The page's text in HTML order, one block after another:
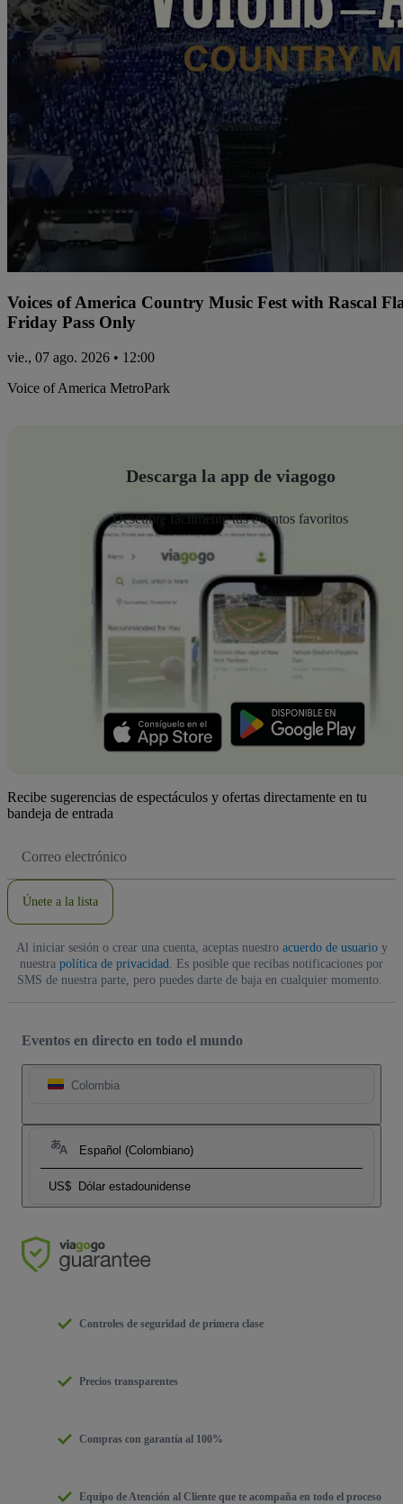
Voices of America Country Music Fest with Rascal
Friday Pass Only
vie., 07 ago. 2026 • 12:00
Voice of America MetroPark
Descarga la app de viagogo
Descubre fácilmente tus eventos favoritos
Recibe sugerencias de espectáculos y ofertas directamente en tu
bandeja de entrada
de
Únete a la lista
Al iniciar sesión o crear una cuenta, aceptas nuestro acuerdo de usuarioy
nuestra política de privacidad . Es posible que recibas notificaciones por
SMS de nuestra parte, pero puedes darte de baja en cualquier momento.
Eventos en directo en todo el mundo
Colombia
Español (Colombiano)
US$ Dólar estadounidense
Controles de seguridad de primera clase
Precios transparentes
Compras con garantía al 100%
Equipo de Atención al Cliente que te acompaña en todo el proceso